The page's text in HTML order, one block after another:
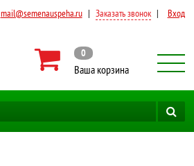
mail@semenauspeha.ru | Заказать звонок | Вход
0
Ваша корзина